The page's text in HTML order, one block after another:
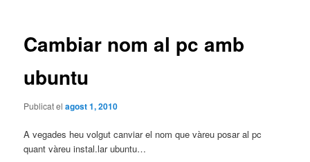
Cambiar nom al pc amb
ubuntu
Publicat elagost 1, 2010
A vegades heu volgut canviar el nom que vàreu posar al pc
quant vàreu instal.lar ubuntu…